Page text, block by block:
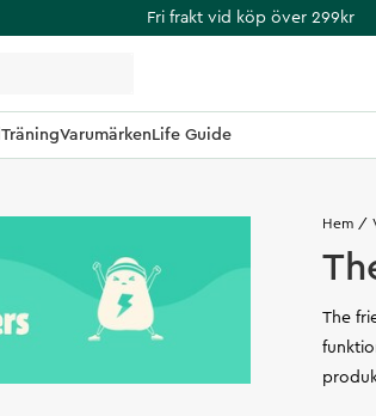
Fri frakt vid köp över 299kr
TräningVarumärkenLife Guide
Hem
The